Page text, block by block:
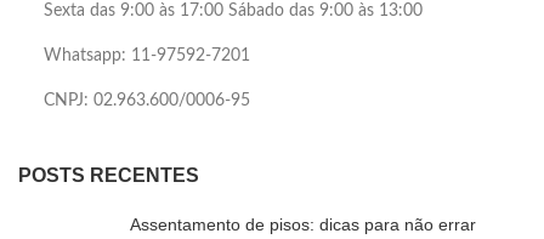
Sexta das 9:00 às 17:00 Sábado das 9:00 às 13:00
Whatsapp: 11-97592-7201
CNPJ: 02.963.600/0006-95
POSTS RECENTES
Assentamento de pisos: dicas para não errar